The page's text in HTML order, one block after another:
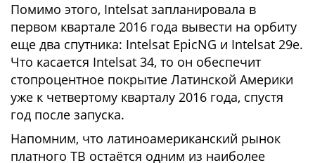
Помимо этого, Intelsat запланировала в
первом квартале 2016 года вывести на орбиту
еще два спутника: Intelsat EpicNG и Intelsat 29e.
Что касается Intelsat 34, то он обеспечит
стопроцентное покрытие Латинской Америки
уже к четвертому кварталу 2016 года, спустя
год после запуска.
Напомним, что латиноамериканский рынок
платного ТВ остаётся одним из наиболее